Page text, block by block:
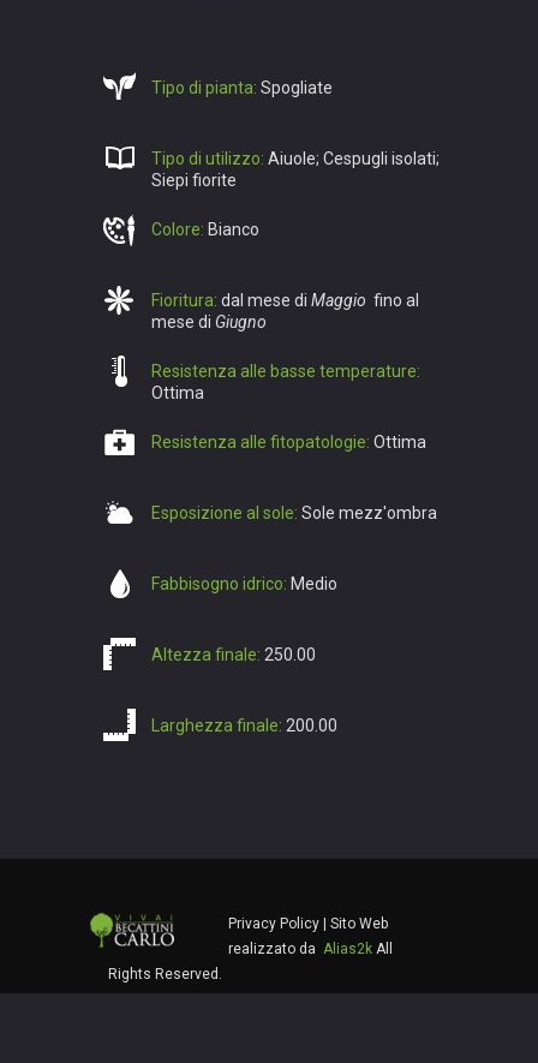
Tipo di pianta: Spogliate
Tipo di utilizzo: Aiuole; Cespugli isolati;
Siepi fiorite
Colore: Bianco
Fioritura: dal mese di Maggio fino al
mese di Giugno
Resistenza alle basse temperature:
Ottima
Resistenza alle fitopatologie: Ottima
Esposizione al sole: Sole mezz'ombra
Fabbisogno idrico: Medio
Altezza finale: 250.00
Larghezza finale: 200.00
Privacy Policy | Sito Web
realizzato da Alias2k All
Rights Reserved.